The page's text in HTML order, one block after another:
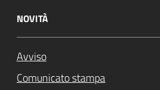
NOVITÀ
Avviso
Comunicato stampa